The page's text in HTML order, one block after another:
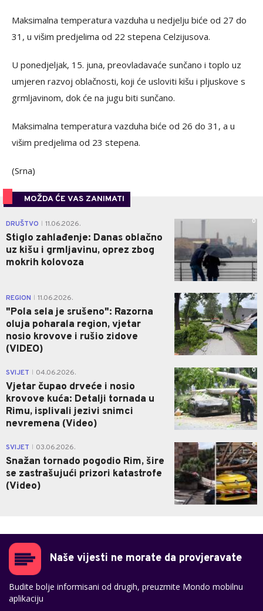
Maksimalna temperatura vazduha u nedjelju biće od 27 do
31, u višim predjelima od 22 stepena Celzijusova.
U ponedjeljak, 15. juna, preovladavaće sunčano i toplo uz
umjeren razvoj oblačnosti, koji će usloviti kišu i pljuskove s
grmljavinom, dok će na jugu biti sunčano.
Maksimalna temperatura vazduha biće od 26 do 31, a u
višim predjelima od 23 stepena.
(Srna)
MOŽDA ĆE VAS ZANIMATI
DRUŠTVO 11.06.2026.
Stiglo zahlađenje: Danas oblačno
uz kišu i grmljavinu, oprez zbog
mokrih kolovoza
0
REGION 11.06.2026.
"Pola sela je srušeno": Razorna
oluja poharala region, vjetar
nosio krovove i rušio zidove
(VIDEO)
0
SVIJET 04.06.2026.
Vjetar čupao drveće i nosio
krovove kuća: Detalji tornada u
Rimu, isplivali jezivi snimci
nevremena (Video)
0
SVIJET 03.06.2026.
Snažan tornado pogodio Rim, šire
se zastrašujući prizori katastrofe
(Video)
0
Naše vijesti ne morate da provjeravate
Budite bolje informisani od drugih, preuzmite Mondo mobilnu
aplikaciju